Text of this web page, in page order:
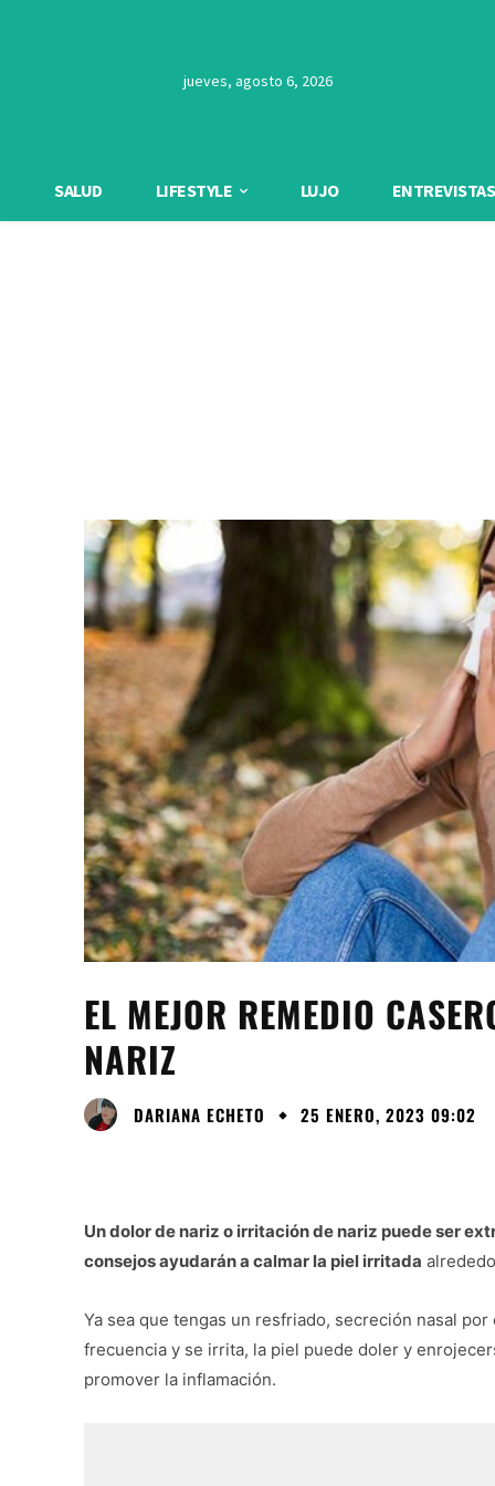
jueves, agosto 6, 2026
SALUD LIFESTYLE LUJO ENTREVISTAS
EL MEJOR REMEDIO
NARIZ
DARIANA ECHETO 25 ENERO, 2023 09:02
Un dolor de nariz o irritación de nariz puede ser
consejos ayudarán a calmar la piel irritada
Ya sea que tengas un resfriado, secreción nasal
frecuencia y se irrita, la piel puede doler y
promover la inflamación.